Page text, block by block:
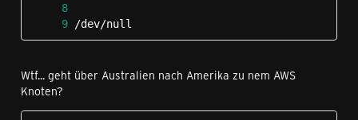
/dev/null
Wtf... geht über Australien nach Amerika zu nem AWS
Knoten?